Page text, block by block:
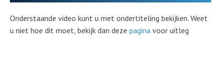
Onderstaande video kunt u met ondertiteling bekijken. Weet
u niet hoe dit moet, bekijk dan deze pagina voor uitleg